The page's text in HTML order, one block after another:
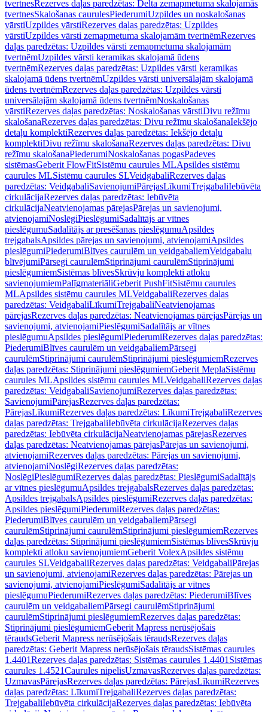
tvertnesRezerves daļas paredzētas: Delta zemapmetuma skalojamās
tvertnesSkalošanas caurulesPiederumiUzpildes un noskalošanas
vārstiUzpildes vārstiRezerves daļas paredzētas: Uzpildes
vārstiUzpildes vārsti zemapmetuma skalojamām tvertnēmRezerves
daļas paredzētas: Uzpildes vārsti zemapmetuma skalojamām
tvertnēmUzpildes vārsti keramikas skalojamā ūdens
tvertnēmRezerves daļas paredzētas: Uzpildes vārsti keramikas
skalojamā ūdens tvertnēmUzpildes vārsti universālajām skalojamā
ūdens tvertnēmRezerves daļas paredzētas: Uzpildes vārsti
universālajām skalojamā ūdens tvertnēmNoskalošanas
vārstiRezerves daļas paredzētas: Noskalošanas vārstiDivu režīmu
skalošanaRezerves daļas paredzētas: Divu režīmu skalošanaIekšējo
detaļu komplektiRezerves daļas paredzētas: Iekšējo detaļu
komplektiDivu režīmu skalošanaRezerves daļas paredzētas: Divu
režīmu skalošanaPiederumiNoskalošanas pogasPadeves
sistēmasGeberit FlowFitSistēmu caurules MLApsildes sistēmu
caurules MLSistēmu caurules SLVeidgabaliRezerves daļas
paredzētas: VeidgabaliSavienojumiPārejasLīkumiTrejgabaliIebūvēta
cirkulācijaRezerves daļas paredzētas: Iebūvēta
cirkulācijaNeatvienojamas pārejasPārejas un savienojumi,
atvienojamiNoslēgiPieslēgumiSadalītājs ar vītnes
pieslēgumuSadalītājs ar presēšanas pieslēgumuApsildes
trejgabalsApsildes pārejas un savienojumi, atvienojamiApsildes
pieslēgumiPiederumiBlīves caurulēm un veidgabaliemVeidgabalu
blīvējumiPārsegi caurulēmStiprinājumi caurulēmStiprinājumi
pieslēgumiemSistēmas blīvesSkrūvju komplekti atloku
savienojumiemPalīgmateriāliGeberit PushFitSistēmu caurules
MLApsildes sistēmu caurules MLVeidgabaliRezerves daļas
paredzētas: VeidgabaliLīkumiTrejgabaliNeatvienojamas
pārejasRezerves daļas paredzētas: Neatvienojamas pārejasPārejas un
savienojumi, atvienojamiPieslēgumiSadalītājs ar vītnes
pieslēgumuApsildes pieslēgumiPiederumiRezerves daļas paredzētas:
PiederumiBlīves caurulēm un veidgabaliemPārsegi
caurulēmStiprinājumi caurulēmStiprinājumi pieslēgumiemRezerves
daļas paredzētas: Stiprinājumi pieslēgumiemGeberit MeplaSistēmu
caurules MLApsildes sistēmu caurules MLVeidgabaliRezerves daļas
paredzētas: VeidgabaliSavienojumiRezerves daļas paredzētas:
SavienojumiPārejasRezerves daļas paredzētas:
PārejasLīkumiRezerves daļas paredzētas: LīkumiTrejgabaliRezerves
daļas paredzētas: TrejgabaliIebūvēta cirkulācijaRezerves daļas
paredzētas: Iebūvēta cirkulācijaNeatvienojamas pārejasRezerves
daļas paredzētas: Neatvienojamas pārejasPārejas un savienojumi,
atvienojamiRezerves daļas paredzētas: Pārejas un savienojumi,
atvienojamiNoslēgiRezerves daļas paredzētas:
NoslēgiPieslēgumiRezerves daļas paredzētas: PieslēgumiSadalītājs
ar vītnes pieslēgumuApsildes trejgabalsRezerves daļas paredzētas:
Apsildes trejgabalsApsildes pieslēgumiRezerves daļas paredzētas:
Apsildes pieslēgumiPiederumiRezerves daļas paredzētas:
PiederumiBlīves caurulēm un veidgabaliemPārsegi
caurulēmStiprinājumi caurulēmStiprinājumi pieslēgumiemRezerves
daļas paredzētas: Stiprinājumi pieslēgumiemSistēmas blīvesSkrūvju
komplekti atloku savienojumiemGeberit VolexApsildes sistēmu
caurules SLVeidgabaliRezerves daļas paredzētas: VeidgabaliPārejas
un savienojumi, atvienojamiRezerves daļas paredzētas: Pārejas un
savienojumi, atvienojamiPieslēgumiSadalītājs ar vītnes
pieslēgumuPiederumiRezerves daļas paredzētas: PiederumiBlīves
caurulēm un veidgabaliemPārsegi caurulēmStiprinājumi
caurulēmStiprinājumi pieslēgumiemRezerves daļas paredzētas:
Stiprinājumi pieslēgumiemGeberit Mapress nerūsējošais
tēraudsGeberit Mapress nerūsējošais tēraudsRezerves daļas
paredzētas: Geberit Mapress nerūsējošais tēraudsSistēmas caurules
1.4401Rezerves daļas paredzētas: Sistēmas caurules 1.4401 Sistēmas
caurules 1.4521Caurules nipelisUzmavasRezerves daļas paredzētas:
UzmavasPārejasRezerves daļas paredzētas: PārejasLīkumiRezerves
daļas paredzētas: LīkumiTrejgabaliRezerves daļas paredzētas:
TrejgabaliIebūvēta cirkulācijaRezerves daļas paredzētas: Iebūvēta